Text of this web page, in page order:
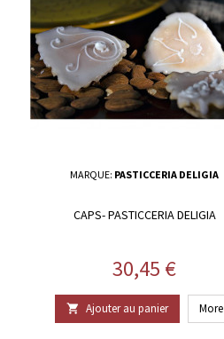
MARQUE: PASTICCERIA DELIGIA
CAPS- PASTICCERIA DELIGIA
Prix
30,45 €
 Ajouter au panier More